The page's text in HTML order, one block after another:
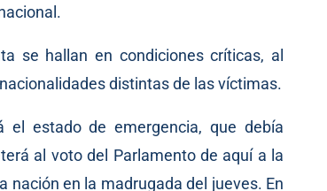
se hallan en condiciones críticas, al
distintas de las víctimas.
el estado de emergencia, que debía
al voto del Parlamento de aquí a la
nación en la madrugada del jueves. En